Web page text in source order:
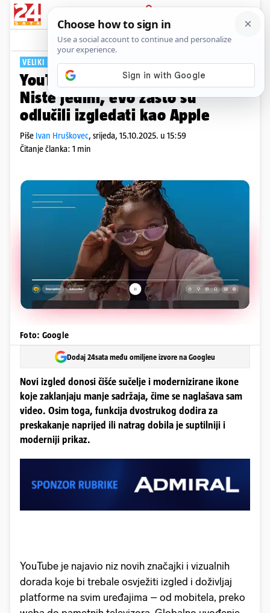
PRIJAVA
Tech Komentari
VELIKI REDIZAJN
YouTube vam izgleda čudno?
Niste jedini, evo zašto su
odlučili izgledati kao Apple
Piše Ivan Hruškovec, srijeda, 15.10.2025. u 15:59
Čitanje članka: 1 min
Foto: Google
Dodaj 24sata među omiljene izvore na Googleu
Novi izgled donosi čišće sučelje i modernizirane ikone
koje zaklanjaju manje sadržaja, čime se naglašava sam
video. Osim toga, funkcija dvostrukog dodira za
preskakanje naprijed ili natrag dobila je suptilniji i
moderniji prikaz.
YouTube je najavio niz novih značajki i vizualnih
dorada koje bi trebale osvježiti izgled i doživljaj
platforme na svim uređajima – od mobitela, preko